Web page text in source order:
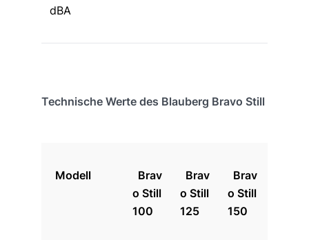
dBA
Technische Werte des Blauberg Bravo Still
Modell
Brav
o Still
100
Brav
o Still
125
Brav
o Still
150